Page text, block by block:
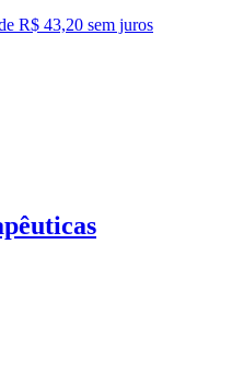
R$ 43,20 sem juros